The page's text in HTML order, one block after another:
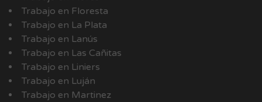
Trabajo en Floresta
Trabajo en La Plata
Trabajo en Lanús
Trabajo en Las Cañitas
Trabajo en Liniers
Trabajo en Luján
Trabajo en Martinez